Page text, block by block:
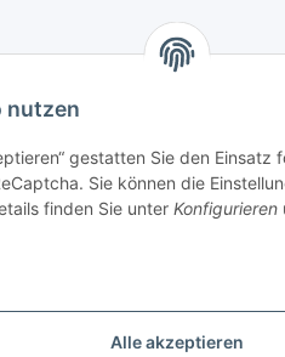
Alle akzeptieren
nutzen
gestatten Sie den Einsatz
Sie können die
finden Sie unter Konfigurieren